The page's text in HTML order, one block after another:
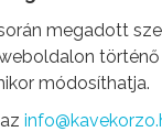
megadott
módosíthatja.